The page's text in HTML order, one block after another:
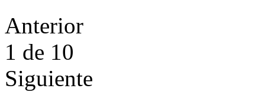
Anterior
1 de 10
Siguiente